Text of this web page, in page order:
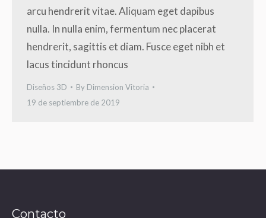
arcu hendrerit vitae. Aliquam eget dapibus
nulla. In nulla enim, fermentum nec placerat
hendrerit, sagittis et diam. Fusce eget nibh et
lacus tincidunt rhoncus
Diseños 3D By Dimension Vitoria
19 de septiembre de 2019
Contacto